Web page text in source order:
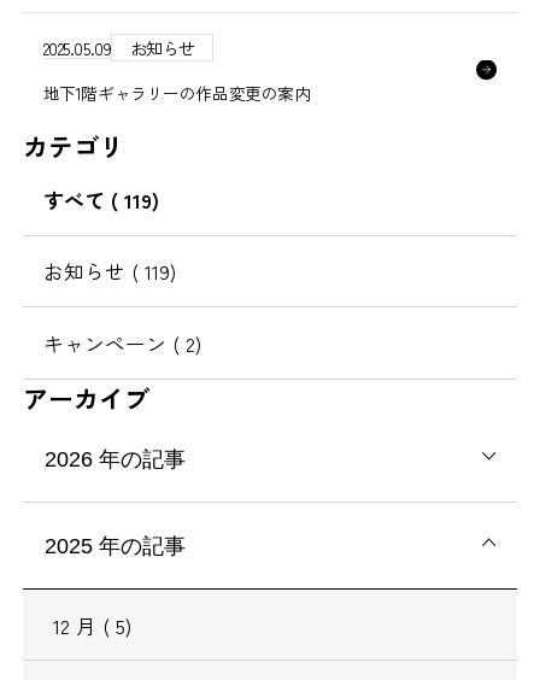
2025.05.09 お知らせ
地下1階ギャラリーの作品変更の案内
カテゴリ
すべて ( 119)
お知らせ ( 119)
キャンペーン ( 2)
アーカイブ
2026 年の記事
2025 年の記事
12 月 ( 5)